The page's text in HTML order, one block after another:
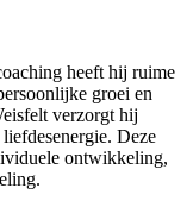
heeft hij ruime
groei en
verzorgt hij
Deze
ontwikkeling,